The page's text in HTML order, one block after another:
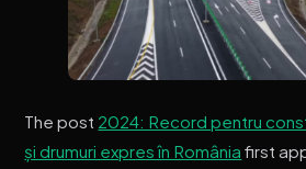
The post 2024: Record pentru
și drumuri expres în România first